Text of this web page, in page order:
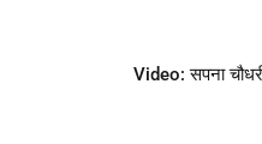
Video: सपना